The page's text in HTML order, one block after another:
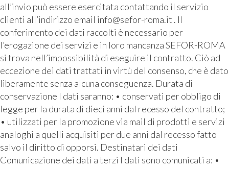
all’invio può essere esercitata contattando il servizio
clienti all’indirizzo email info@sefor-roma.it . Il
conferimento dei dati raccolti è necessario per
l’erogazione dei servizi e in loro mancanza SEFOR-ROMA
si trova nell’impossibilità di eseguire il contratto. Ciò ad
eccezione dei dati trattati in virtù del consenso, che è dato
liberamente senza alcuna conseguenza. Durata di
conservazione I dati saranno: • conservati per obbligo di
legge per la durata di dieci anni dal recesso del contratto;
• utilizzati per la promozione via mail di prodotti e servizi
analoghi a quelli acquisiti per due anni dal recesso fatto
salvo il diritto di opporsi. Destinatari dei dati
Comunicazione dei dati a terzi I dati sono comunicati a: •